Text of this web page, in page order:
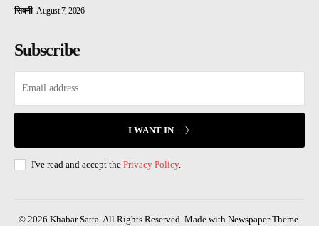
सिवनी August 7, 2026
Subscribe
I WANT IN
I've read and accept the Privacy Policy.
© 2026 Khabar Satta. All Rights Reserved. Made with Newspaper Theme.